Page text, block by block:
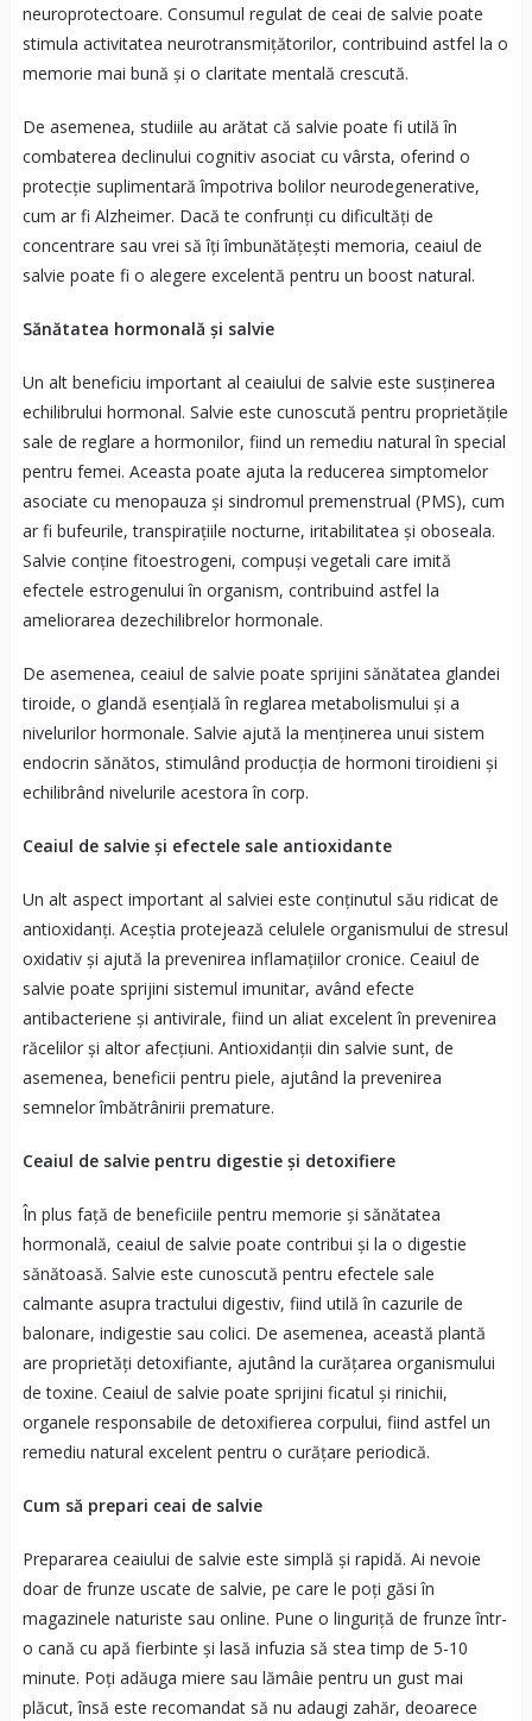
neuroprotectoare. Consumul regulat de ceai de salvie poate
stimula activitatea neurotransmițătorilor, contribuind astfel la o
memorie mai bună și o claritate mentală crescută.
De asemenea, studiile au arătat că salvie poate fi utilă în
combaterea declinului cognitiv asociat cu vârsta, oferind o
protecție suplimentară împotriva bolilor neurodegenerative,
cum ar fi Alzheimer. Dacă te confrunți cu dificultăți de
concentrare sau vrei să îți îmbunătățești memoria, ceaiul de
salvie poate fi o alegere excelentă pentru un boost natural.
Sănătatea hormonală și salvie
Un alt beneficiu important al ceaiului de salvie este susținerea
echilibrului hormonal. Salvie este cunoscută pentru proprietățile
sale de reglare a hormonilor, fiind un remediu natural în special
pentru femei. Aceasta poate ajuta la reducerea simptomelor
asociate cu menopauza și sindromul premenstrual (PMS), cum
ar fi bufeurile, transpirațiile nocturne, iritabilitatea și oboseala.
Salvie conține fitoestrogeni, compuși vegetali care imită
efectele estrogenului în organism, contribuind astfel la
ameliorarea dezechilibrelor hormonale.
De asemenea, ceaiul de salvie poate sprijini sănătatea glandei
tiroide, o glandă esențială în reglarea metabolismului și a
nivelurilor hormonale. Salvie ajută la menținerea unui sistem
endocrin sănătos, stimulând producția de hormoni tiroidieni și
echilibrând nivelurile acestora în corp.
Ceaiul de salvie și efectele sale antioxidante
Un alt aspect important al salviei este conținutul său ridicat de
antioxidanți. Aceștia protejează celulele organismului de stresul
oxidativ și ajută la prevenirea inflamațiilor cronice. Ceaiul de
salvie poate sprijini sistemul imunitar, având efecte
antibacteriene și antivirale, fiind un aliat excelent în prevenirea
răcelilor și altor afecțiuni. Antioxidanții din salvie sunt, de
asemenea, beneficii pentru piele, ajutând la prevenirea
semnelor îmbătrânirii premature.
Ceaiul de salvie pentru digestie și detoxifiere
În plus față de beneficiile pentru memorie și sănătatea
hormonală, ceaiul de salvie poate contribui și la o digestie
sănătoasă. Salvie este cunoscută pentru efectele sale
calmante asupra tractului digestiv, fiind utilă în cazurile de
balonare, indigestie sau colici. De asemenea, această plantă
are proprietăți detoxifiante, ajutând la curățarea organismului
de toxine. Ceaiul de salvie poate sprijini ficatul și rinichii,
organele responsabile de detoxifierea corpului, fiind astfel un
remediu natural excelent pentru o curățare periodică.
Cum să prepari ceai de salvie
Prepararea ceaiului de salvie este simplă și rapidă. Ai nevoie
doar de frunze uscate de salvie, pe care le poți găsi în
magazinele naturiste sau online. Pune o linguriță de frunze într-
o cană cu apă fierbinte și lasă infuzia să stea timp de 5-10
minute. Poți adăuga miere sau lămâie pentru un gust mai
plăcut, însă este recomandat să nu adaugi zahăr, deoarece